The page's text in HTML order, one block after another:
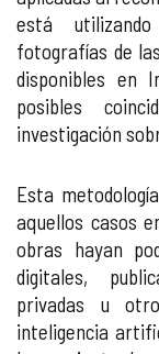
está
fotografías de
disponibles en
posibles
investigación
Esta
aquellos casos
obras hayan
digitales,
privadas u
inteligencia